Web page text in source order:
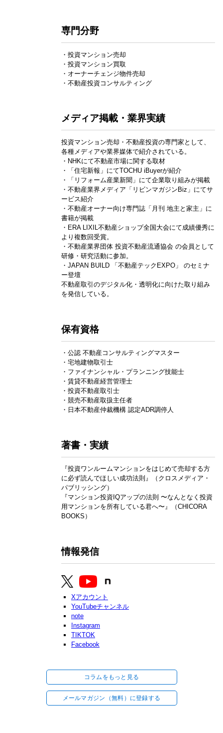
専門分野
・投資マンション売却
・投資マンション買取
・オーナーチェンジ物件売却
・不動産投資コンサルティング
メディア掲載・業界実績
投資マンション売却・不動産投資の専門家として、
各種メディアや業界媒体で紹介されている。
・NHKにて不動産市場に関する取材
・「住宅新報」にてTOCHU iBuyerが紹介
・「リフォーム産業新聞」にて企業取り組みが掲載
・不動産業界メディア「リビンマガジンBiz」にてサ
ービス紹介
・不動産オーナー向け専門誌「月刊 地主と家主」に
書籍が掲載
・ERA LIXIL不動産ショップ全国大会にて成績優秀に
より複数回受賞。
・不動産業界団体 投資不動産流通協会 の会員として
研修・研究活動に参加。
・JAPAN BUILD 「不動産テックEXPO」 のセミナ
ー登壇
不動産取引のデジタル化・透明化に向けた取り組み
を発信している。
保有資格
・公認 不動産コンサルティングマスター
・宅地建物取引士
・ファイナンシャル・プランニング技能士
・賃貸不動産経営管理士
・投資不動産取引士
・競売不動産取扱主任者
・日本不動産仲裁機構 認定ADR調停人
著書・実績
『投資ワンルームマンションをはじめて売却する方
に必ず読んでほしい成功法則』（クロスメディア・
パブリッシング）
『マンション投資IQアップの法則 〜なんとなく投資
用マンションを所有している君へ〜』（CHICORA
BOOKS）
情報発信
Xアカウント
YouTubeチャンネル
note
Instagram
TIKTOK
Facebook
コラムをもっと見る
メールマガジン（無料）に登録する